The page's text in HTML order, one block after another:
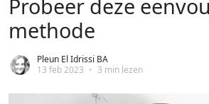
Probeer deze
methode
Pleun El Idrissi BA
13 feb 2023 • 3 min lezen